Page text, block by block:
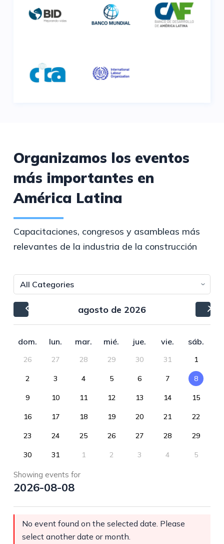
Organizamos los eventos
más importantes en
América Latina
Capacitaciones, congresos y asambleas más
relevantes de la industria de la construcción
agosto de 2026
dom. lun. mar. mié. jue. vie. sáb.
26 27 28 29 30 31 1
2 3 4 5 6 7 8
9 10 11 12 13 14 15
16 17 18 19 20 21 22
23 24 25 26 27 28 29
30 31 1 2 3 4 5
Showing events for
2026-08-08
No event found on the selected date. Please
select another date or month.